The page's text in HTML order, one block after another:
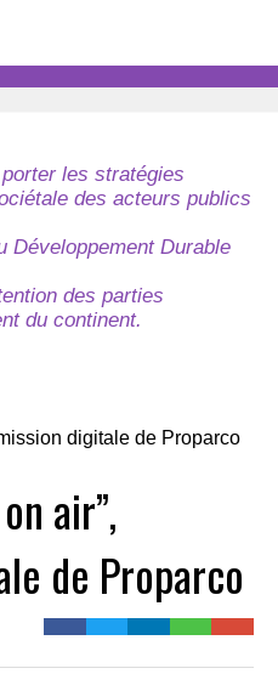
les stratégies
des acteurs publics
Développement Durable
des parties
du continent.
air”,
de Proparco